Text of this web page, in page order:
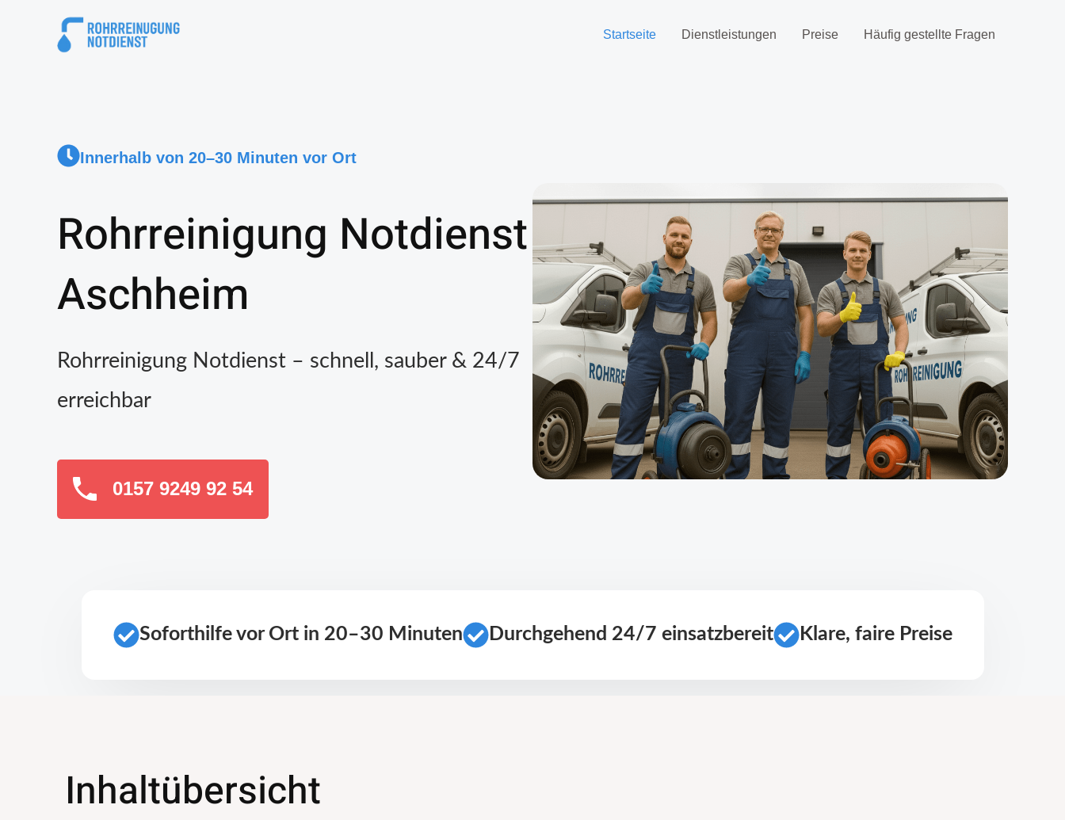
Startseite Dienstleistungen Preise Häufig gestellte Fragen
Innerhalb von 20–30 Minuten vor Ort
Rohrreinigung Notdienst
Aschheim
Rohrreinigung Notdienst – schnell, sauber & 24/7
erreichbar
0157 9249 92 54
Soforthilfe vor Ort in 20–30 Minuten Durchgehend 24/7 einsatzbereit Klare, faire Preise
Inhaltübersicht